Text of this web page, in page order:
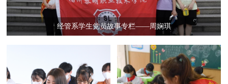
经管系学生党员故事专栏——周娴琪